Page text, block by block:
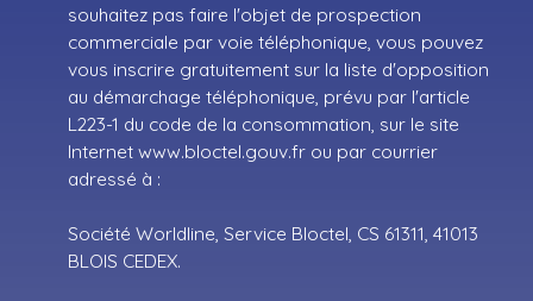
souhaitez pas faire l'objet de prospection
commerciale par voie téléphonique, vous pouvez
vous inscrire gratuitement sur la liste d'opposition
au démarchage téléphonique, prévu par l'article
L223-1 du code de la consommation, sur le site
Internet www.bloctel.gouv.fr ou par courrier
adressé à :
Société Worldline, Service Bloctel, CS 61311, 41013
BLOIS CEDEX.